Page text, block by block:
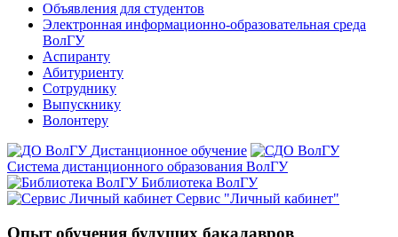
Объявления для студентов
Электронная информационно-образовательная среда
ВолГУ
Аспиранту
Абитуриенту
Сотруднику
Выпускнику
Волонтеру
Дистанционное обучение
Система дистанционного образования ВолГУ
Библиотека ВолГУ
Сервис "Личный кабинет"
Опыт обучения будущих бакалавров